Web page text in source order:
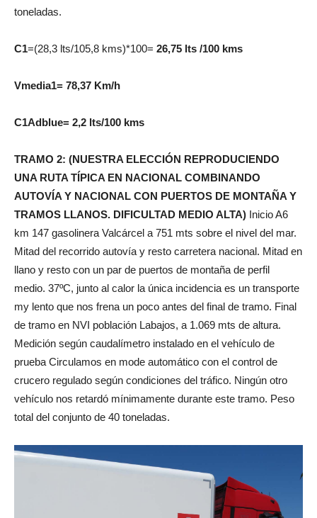
toneladas.
C1=(28,3 lts/105,8 kms)*100= 26,75 lts /100 kms
Vmedia1= 78,37 Km/h
C1Adblue= 2,2 lts/100 kms
TRAMO 2: (NUESTRA ELECCIÓN REPRODUCIENDO
UNA RUTA TÍPICA EN NACIONAL COMBINANDO
AUTOVÍA Y NACIONAL CON PUERTOS DE MONTAÑA Y
TRAMOS LLANOS. DIFICULTAD MEDIO ALTA) Inicio A6
km 147 gasolinera Valcárcel a 751 mts sobre el nivel del mar.
Mitad del recorrido autovía y resto carretera nacional. Mitad en
llano y resto con un par de puertos de montaña de perfil
medio. 37ºC, junto al calor la única incidencia es un transporte
my lento que nos frena un poco antes del final de tramo. Final
de tramo en NVI población Labajos, a 1.069 mts de altura.
Medición según caudalímetro instalado en el vehículo de
prueba Circulamos en mode automático con el control de
crucero regulado según condiciones del tráfico. Ningún otro
vehículo nos retardó mínimamente durante este tramo. Peso
total del conjunto de 40 toneladas.